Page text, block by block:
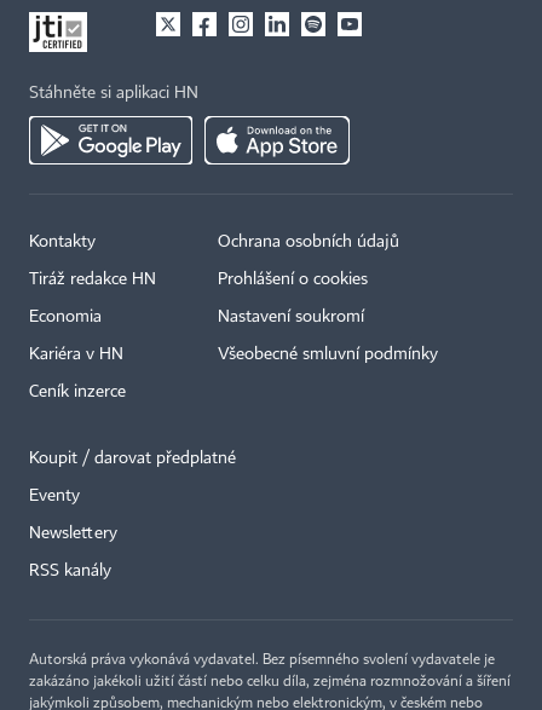
Stáhněte si aplikaci HN
Kontakty
Tiráž redakce HN
Economia
Kariéra v HN
Ceník inzerce
Ochrana osobních údajů
Prohlášení o cookies
Nastavení soukromí
Všeobecné smluvní podmínky
Koupit / darovat předplatné
Eventy
Newslettery
RSS kanály
Autorská práva vykonává vydavatel. Bez písemného svolení vydavatele je
zakázáno jakékoli užití částí nebo celku díla, zejména rozmnožování a šíření
jakýmkoli způsobem, mechanickým nebo elektronickým, v českém nebo